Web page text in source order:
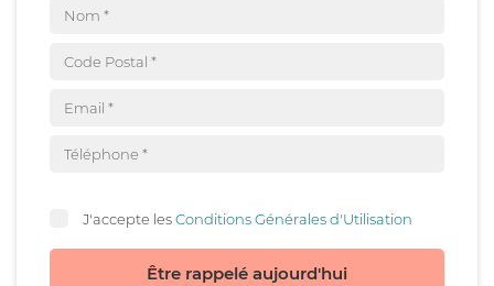
J'accepte lesConditions Générales d'Utilisation
Être rappelé aujourd'hui